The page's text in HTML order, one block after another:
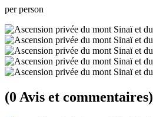
per person
(0 Avis et commentaires)